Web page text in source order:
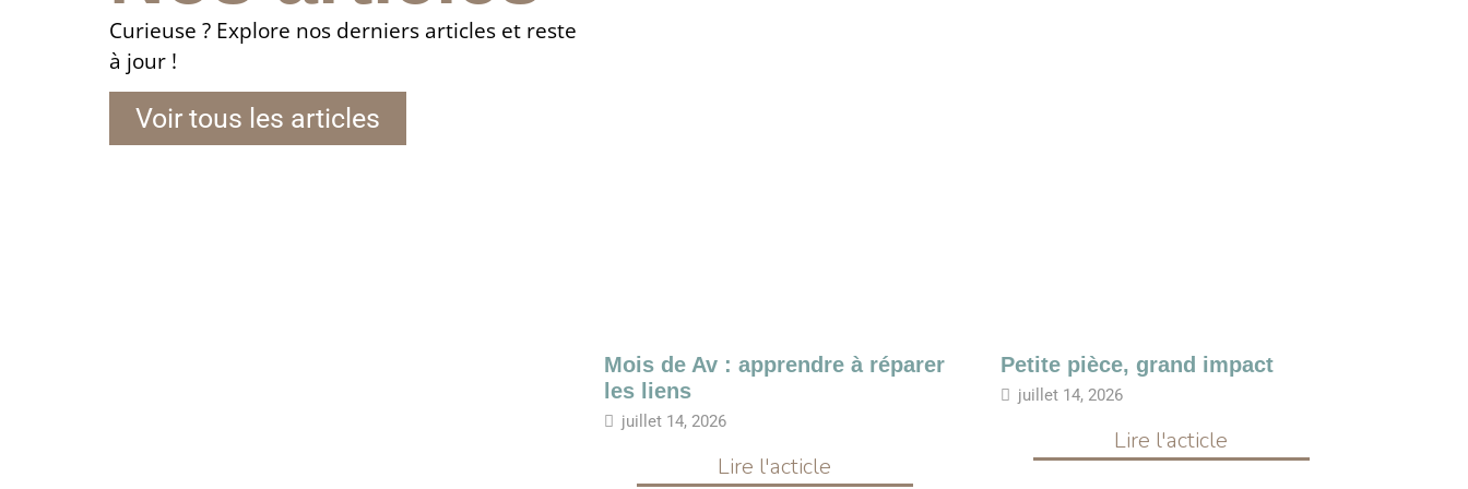
Curieuse ? Explore nos derniers articles et reste
à jour !
Voir tous les articles
Mois de Av : apprendre à réparer
les liens
juillet 14, 2026
Lire l'acticle
Petite pièce, grand impact
juillet 14, 2026
Lire l'acticle